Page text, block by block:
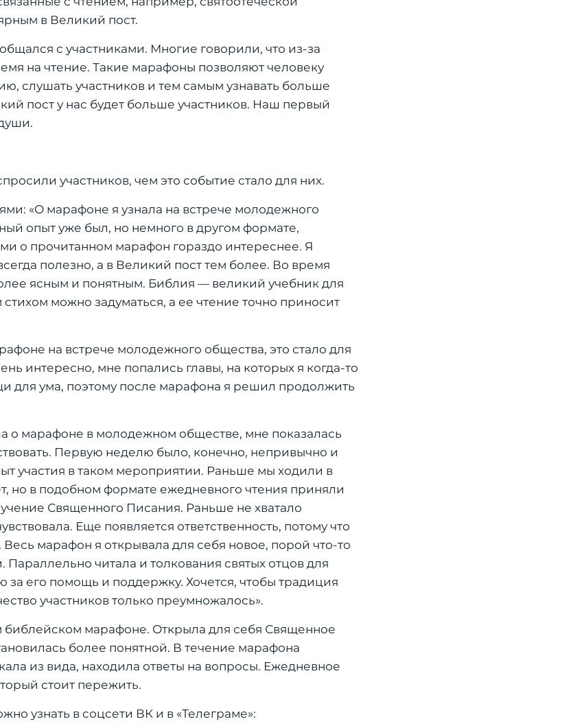
в Великий пост.
с участниками. Многие говорили, что из-за
на чтение. Такие марафоны позволяют человеку
слушать участников и тем самым узнавать больше
пост у нас будет больше участников. Наш первый
участников, чем это событие стало для них.
«О марафоне я узнала на встрече молодежного
опыт уже был, но немного в другом формате,
о прочитанном марафон гораздо интереснее. Я
полезно, а в Великий пост тем более. Во время
ясным и понятным. Библия — великий учебник для
можно задуматься, а ее чтение точно приносит
на встрече молодежного общества, это стало для
интересно, мне попались главы, на которых я когда-то
для ума, поэтому после марафона я решил продолжить
о марафоне в молодежном обществе, мне показалась
Первую неделю было, конечно, непривычно и
участия в таком мероприятии. Раньше мы ходили в
но в подобном формате ежедневного чтения приняли
Священного Писания. Раньше не хватало
Еще появляется ответственность, потому что
марафон я открывала для себя новое, порой что-то
читала и толкования святых отцов для
за его помощь и поддержку. Хочется, чтобы традиция
участников только преумножалось».
библейском марафоне. Открыла для себя Священное
более понятной. В течение марафона
из вида, находила ответы на вопросы. Ежедневное
стоит пережить.
узнать в соцсети ВК и в «Телеграме»: